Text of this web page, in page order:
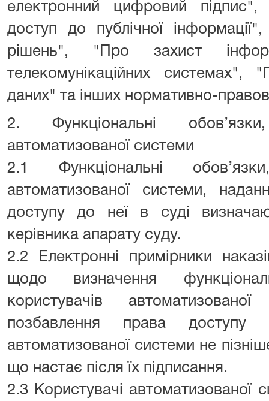
електронний цифровий
доступ до публічної
рішень", "Про захист
телекомунікаційних системах",
даних" та інших нормативно-
2. Функціональні
автоматизованої системи
2.1 Функціональні
автоматизованої системи,
доступу до неї в суді
керівника апарату суду.
2.2 Електронні примірники
щодо визначення
користувачів
позбавлення права
автоматизованої системи не
що настає після їх підписання.
2.3 Користувачі автоматизованої